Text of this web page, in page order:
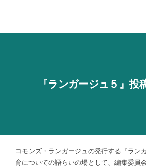
『ランガージュ５』投
コモンズ・ランガージュの発行する『ラン
育についての語らいの場として、編集委員